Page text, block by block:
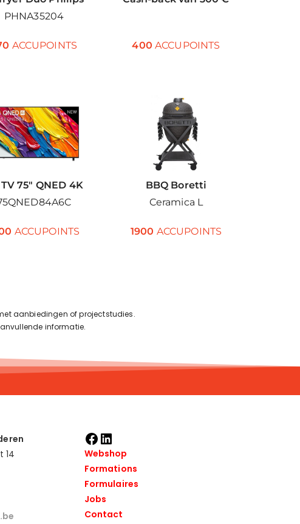
PHNA35204
ACCUPOINTS 400 ACCUPOINTS
75″ QNED 4K
ACCUPOINTS
BBQ Boretti
Ceramica L
1900 ACCUPOINTS
aanbiedingen of projectstudies.
informatie.
14
Webshop
Formations
Formulaires
Jobs
Contact